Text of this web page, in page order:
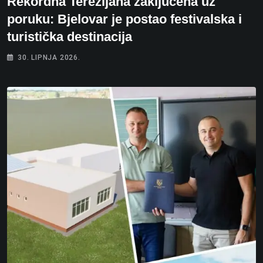
poruku: Bjelovar je postao festivalska i
turistička destinacija
30. LIPNJA 2026.